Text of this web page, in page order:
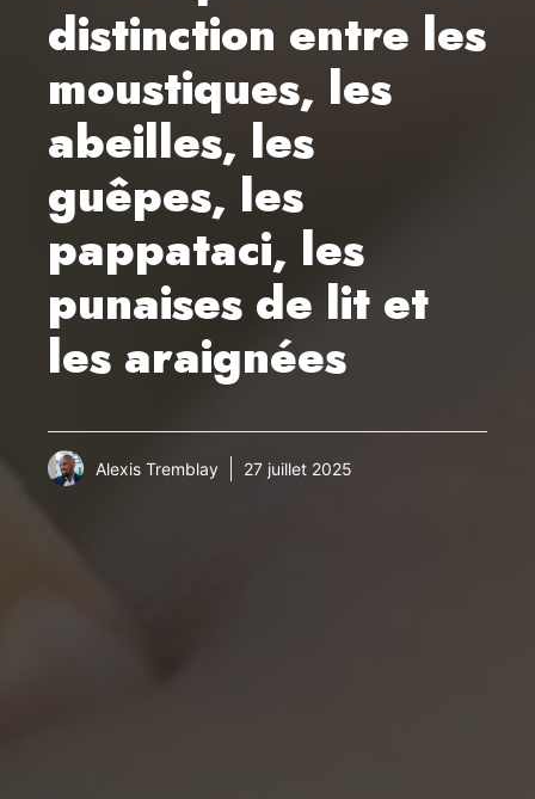
distinction entre les
moustiques, les
abeilles, les
guêpes, les
pappataci, les
punaises de lit et
les araignées
Alexis Tremblay 27 juillet 2025